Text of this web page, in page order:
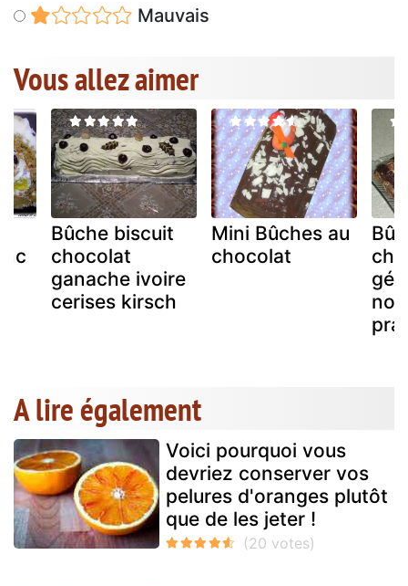
Mauvais
Vous allez aimer
Bûche biscuit
chocolat
ganache ivoire
cerises kirsch
Mini Bûches au
chocolat
A lire également
Voici pourquoi vous
devriez conserver vos
pelures d'oranges plutôt
que de les jeter !